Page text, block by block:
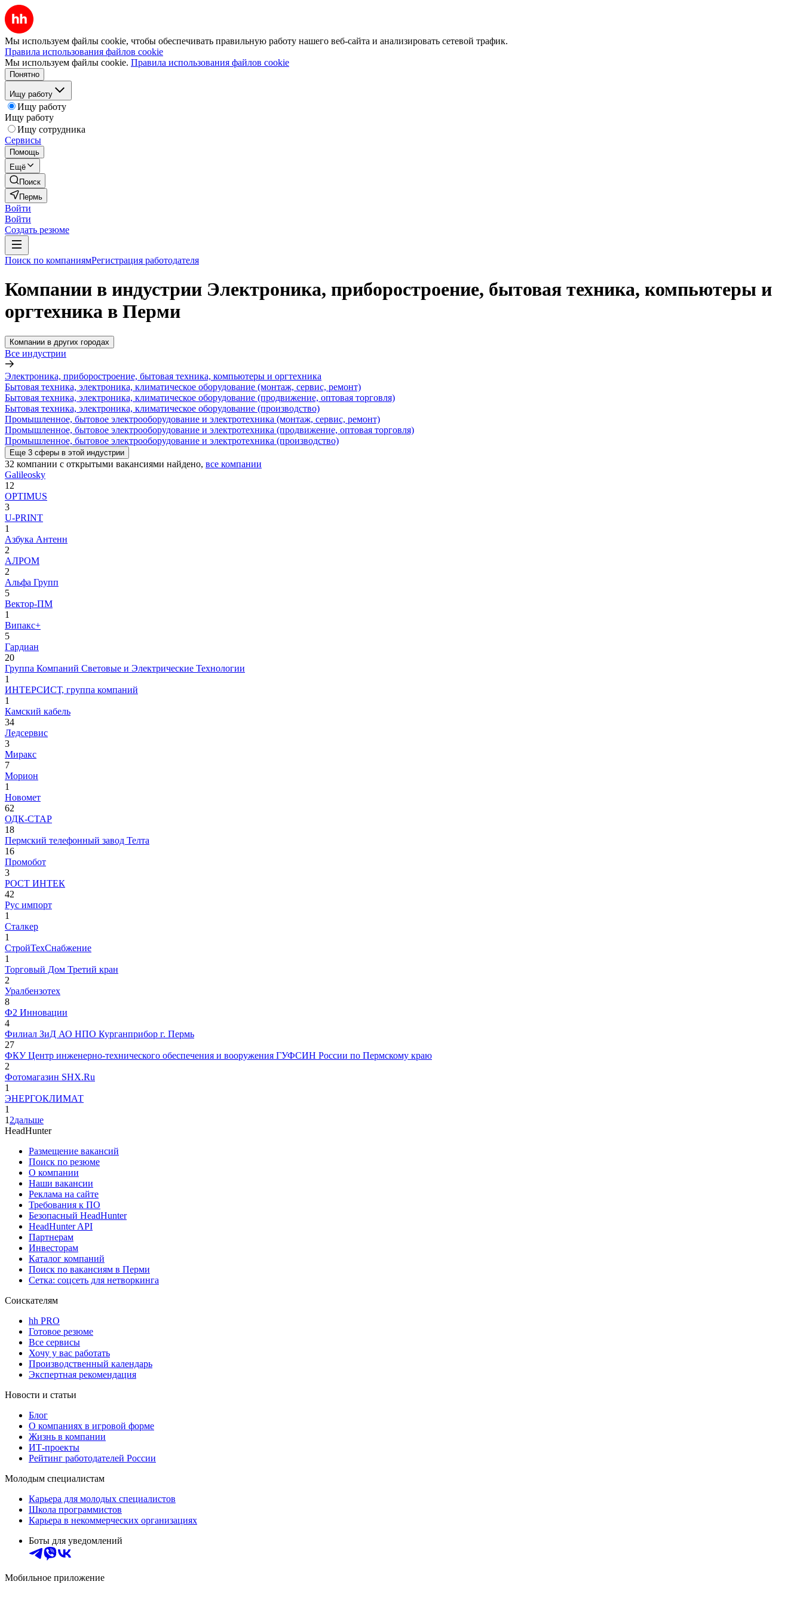
Мы используем файлы cookie, чтобы обеспечивать правильную работу нашего веб-сайта и анализировать сетевой трафик.
Правила использования файлов cookie
Мы используем файлы cookie. Правила использования файлов cookie
Понятно
Ищу работу
Ищу работу
Ищу работу
Ищу сотрудника
Сервисы
Помощь
Ещё
Поиск
Пермь
Войти
Войти
Создать резюме
Поиск по компаниямРегистрация работодателя
Компании в индустрии Электроника, приборостроение, бытовая техника, компьютеры и
оргтехника в Перми
Компании в других городах
Все индустрии
Электроника, приборостроение, бытовая техника, компьютеры и оргтехника
Бытовая техника, электроника, климатическое оборудование (монтаж, сервис, ремонт)
Бытовая техника, электроника, климатическое оборудование (продвижение, оптовая торговля)
Бытовая техника, электроника, климатическое оборудование (производство)
Промышленное, бытовое электрооборудование и электротехника (монтаж, сервис, ремонт)
Промышленное, бытовое электрооборудование и электротехника (продвижение, оптовая торговля)
Промышленное, бытовое электрооборудование и электротехника (производство)
Еще 3 сферы в этой индустрии
32 компании с открытыми вакансиями найдено, все компании
Galileosky
12
OPTIMUS
3
U-PRINT
1
Азбука Антенн
2
АЛРОМ
2
Альфа Групп
5
Вектор-ПМ
1
Випакс+
5
Гардиан
20
Группа Компаний Световые и Электрические Технологии
1
ИНТЕРСИСТ, группа компаний
1
Камский кабель
34
Ледсервис
3
Миракс
7
Морион
1
Новомет
62
ОДК-СТАР
18
Пермский телефонный завод Телта
16
Промобот
3
РОСТ ИНТЕК
42
Рус импорт
1
Сталкер
1
СтройТехСнабжение
1
Торговый Дом Третий кран
2
Уралбензотех
8
Ф2 Инновации
4
Филиал ЗиД АО НПО Курганприбор г. Пермь
27
ФКУ Центр инженерно-технического обеспечения и вооружения ГУФСИН России по Пермскому краю
2
Фотомагазин SHX.Ru
1
ЭНЕРГОКЛИМАТ
1
1 2дальше
HeadHunter
Размещение вакансий
Поиск по резюме
О компании
Наши вакансии
Реклама на сайте
Требования к ПО
Безопасный HeadHunter
HeadHunter API
Партнерам
Инвесторам
Каталог компаний
Поиск по вакансиям в Перми
Сетка: соцсеть для нетворкинга
Соискателям
hh PRO
Готовое резюме
Все сервисы
Хочу у вас работать
Производственный календарь
Экспертная рекомендация
Новости и статьи
Блог
О компаниях в игровой форме
Жизнь в компании
ИТ-проекты
Рейтинг работодателей России
Молодым специалистам
Карьера для молодых специалистов
Школа программистов
Карьера в некоммерческих организациях
Боты для уведомлений
Мобильное приложение